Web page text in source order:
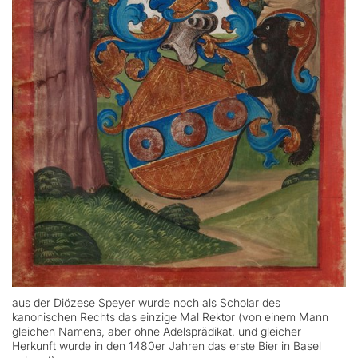
aus der Diözese Speyer wurde noch als Scholar des
kanonischen Rechts das einzige Mal Rektor (von einem Mann
gleichen Namens, aber ohne Adelsprädikat, und gleicher
Herkunft wurde in den 1480er Jahren das erste Bier in Basel